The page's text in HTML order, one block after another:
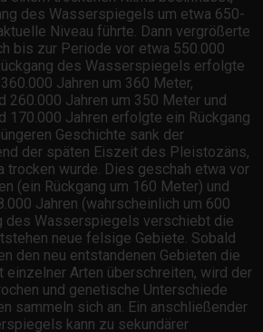
des Wasserspiegels um etwa 650-
Niveau führte. Dann vergrößerte
bis zur Periode vor etwa 550.000
des Wasserspiegels erfolgte
Jahren um 360 Meter,
260.000 Jahren um 350 Meter und
170.000 Jahren erfolgte ein Rückgang
Geschichte sank der
der späten Eiszeit des Pleistozäns,
trocken wurde. Dies geschah etwa vor
(ein Rückgang um 160 Meter) und
Jahren (wahrscheinlich um 600
des Wasserspiegels verschiebt die
neue felsige Gebiete. Sobald
den neu entstandenen Gebieten die
Arten überschreiten, wird der
und genetische Unterschiede
sammeln sich an. Ein anschließender
kann zu sekundärer